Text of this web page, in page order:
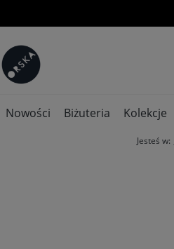
Nowości Biżuteria Kolekcje
Jesteś w: